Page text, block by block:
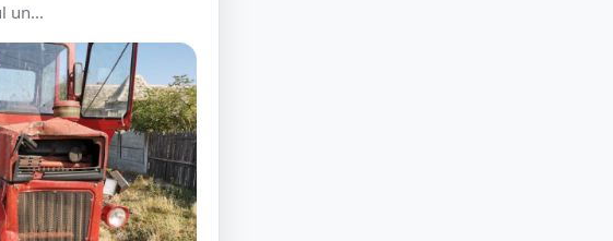
un...